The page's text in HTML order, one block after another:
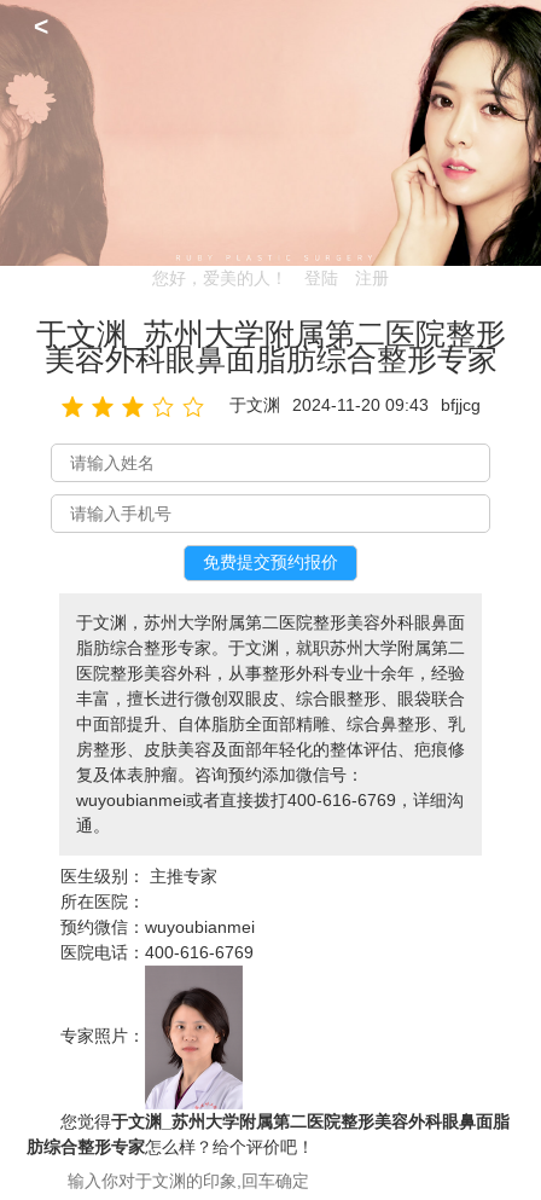
<
您好，爱美的人！ 登陆 注册
于文渊_苏州大学附属第二医院整形
美容外科眼鼻面脂肪综合整形专家
于文渊 2024-11-20 09:43 bfjjcg
于文渊，苏州大学附属第二医院整形美容外科眼鼻面
脂肪综合整形专家。于文渊，就职苏州大学附属第二
医院整形美容外科，从事整形外科专业十余年，经验
丰富，擅长进行微创双眼皮、综合眼整形、眼袋联合
中面部提升、自体脂肪全面部精雕、综合鼻整形、乳
房整形、皮肤美容及面部年轻化的整体评估、疤痕修
复及体表肿瘤。咨询预约添加微信号：
wuyoubianmei或者直接拨打400-616-6769，详细沟
通。
医生级别：
主推专家
所在医院：
预约微信：wuyoubianmei
医院电话：400-616-6769
专家照片：
您觉得于文渊_苏州大学附属第二医院整形美容外科眼鼻面脂
肪综合整形专家怎么样？给个评价吧！